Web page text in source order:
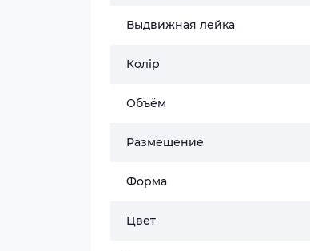
Выдвижная лейка
Колір
Объём
Размещение
Форма
Цвет